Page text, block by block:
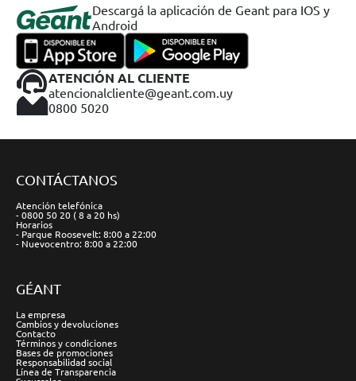
Descargá la aplicación de Geant para IOS y
Android
ATENCIÓN AL CLIENTE
atencionalcliente@geant.com.uy
0800 5020
CONTÁCTANOS
Atención telefónica
- 0800 50 20 ( 8 a 20 hs)
Horarios
- Parque Roosevelt: 8:00 a 22:00
- Nuevocentro: 8:00 a 22:00
GÉANT
La empresa
Cambios y devoluciones
Contacto
Términos y condiciones
Bases de promociones
Responsabilidad social
Línea de Transparencia